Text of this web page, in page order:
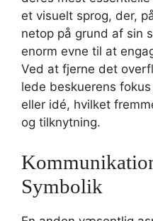
et visuelt sprog, der,
netop på grund af sin
enorm evne til at
Ved at fjerne det
lede beskuerens
eller idé, hvilket
og tilknytning.
Symbolik